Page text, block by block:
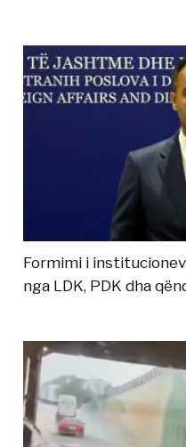
Formimi i
nga LDK, PDK dha